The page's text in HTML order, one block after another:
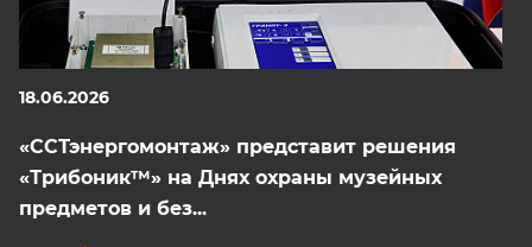
18.06.2026
«ССТэнергомонтаж» представит решения
«Трибоник™» на Днях охраны музейных
предметов и без...